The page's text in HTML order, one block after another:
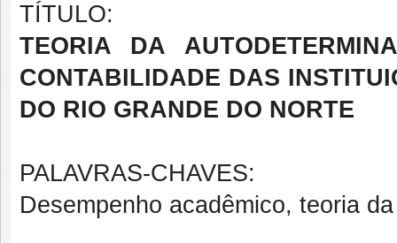
TÍTULO:
TEORIA DA
CONTABILIDADE DAS
DO RIO GRANDE DO NORTE
PALAVRAS-CHAVES:
Desempenho acadêmico, teoria